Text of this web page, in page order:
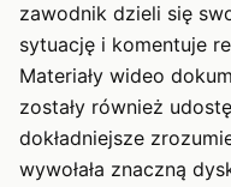
zawodnik dzieli się
sytuację i komentuje
Materiały wideo
zostały również
dokładniejsze
wywołała znaczną